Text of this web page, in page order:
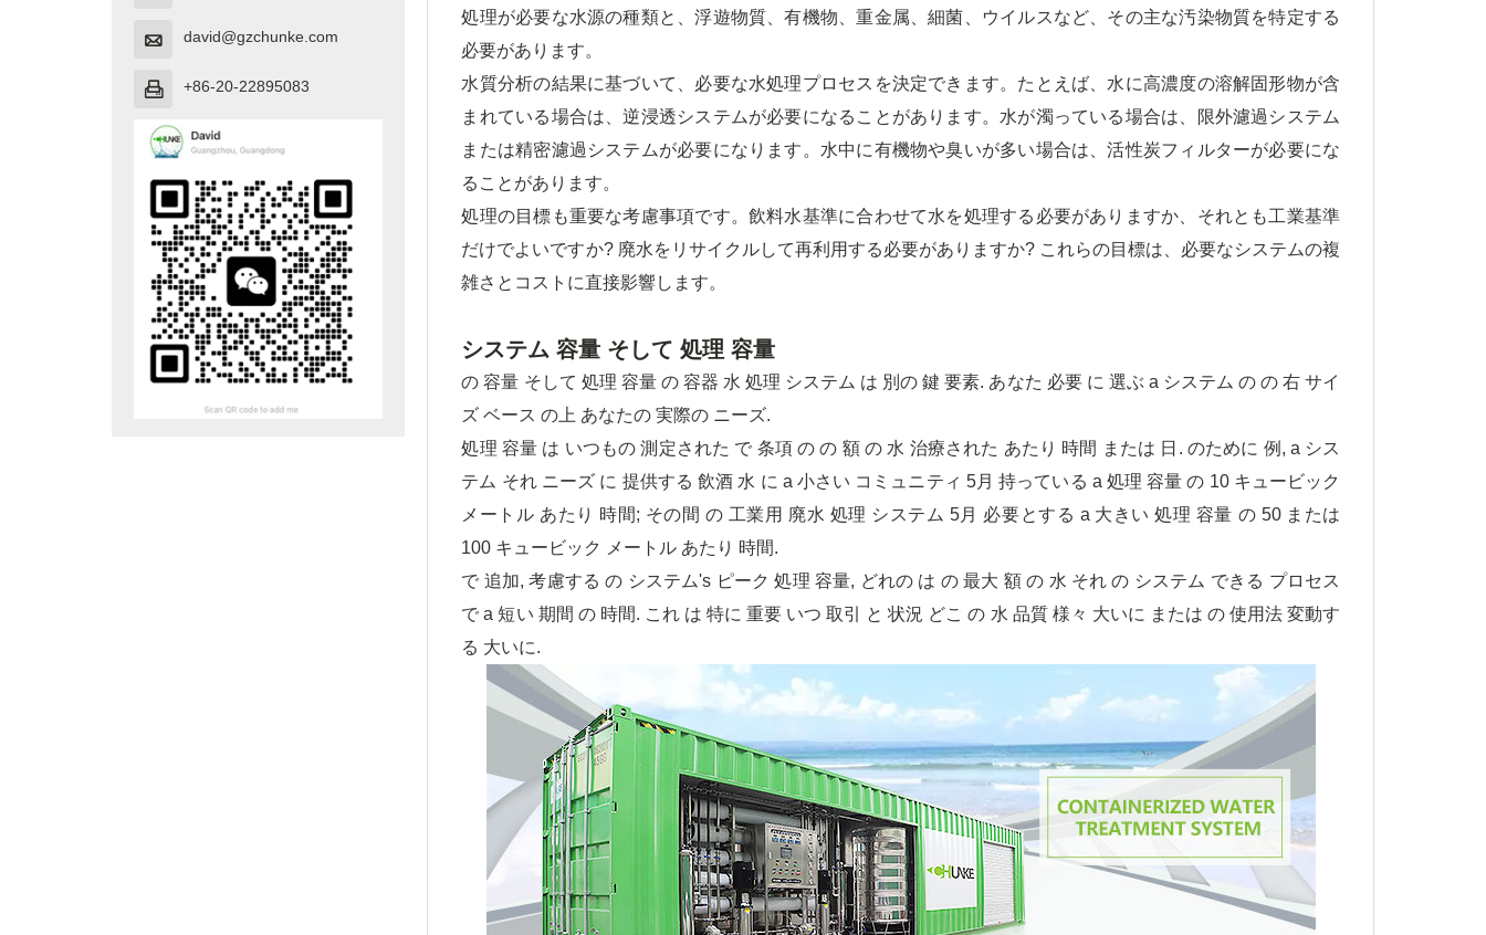
 david@gzchunke.com
 +86-20-22895083
処理が必要な水源の種類と、浮遊物質、有機物、重金属、細菌、ウイルスなど、その主な汚染物質を特定する
必要があります。
水質分析の結果に基づいて、必要な水処理プロセスを決定できます。たとえば、水に高濃度の溶解固形物が含
まれている場合は、逆浸透システムが必要になることがあります。水が濁っている場合は、限外濾過システム
または精密濾過システムが必要になります。水中に有機物や臭いが多い場合は、活性炭フィルターが必要にな
ることがあります。
処理の目標も重要な考慮事項です。飲料水基準に合わせて水を処理する必要がありますか、それとも工業基準
だけでよいですか? 廃水をリサイクルして再利用する必要がありますか? これらの目標は、必要なシステムの複
雑さとコストに直接影響します。
システム 容量 そして 処理 容量
の 容量 そして 処理 容量 の 容器 水 処理 システム は 別の 鍵 要素. あなた 必要 に 選ぶ a システム の の 右 サイ
ズ ベース の上 あなたの 実際の ニーズ.
処理 容量 は いつもの 測定された で 条項 の の 額 の 水 治療された あたり 時間 または 日. のために 例, a シス
テム それ ニーズ に 提供する 飲酒 水 に a 小さい コミュニティ 5月 持っている a 処理 容量 の 10 キュービック
メートル あたり 時間; その間 の 工業用 廃水 処理 システム 5月 必要とする a 大きい 処理 容量 の 50 または
100 キュービック メートル あたり 時間.
で 追加, 考慮する の システム's ピーク 処理 容量, どれの は の 最大 額 の 水 それ の システム できる プロセス
で a 短い 期間 の 時間. これ は 特に 重要 いつ 取引 と 状況 どこ の 水 品質 様々 大いに または の 使用法 変動す
る 大いに.